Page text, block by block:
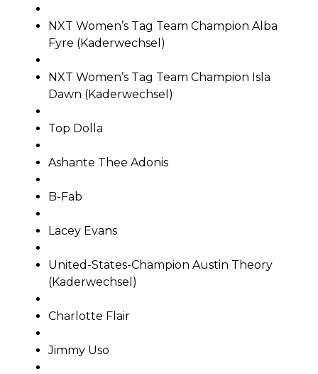
NXT Women’s Tag Team Champion Alba
Fyre (Kaderwechsel)
NXT Women’s Tag Team Champion Isla
Dawn (Kaderwechsel)
Top Dolla
Ashante Thee Adonis
B-Fab
Lacey Evans
United-States-Champion Austin Theory
(Kaderwechsel)
Charlotte Flair
Jimmy Uso